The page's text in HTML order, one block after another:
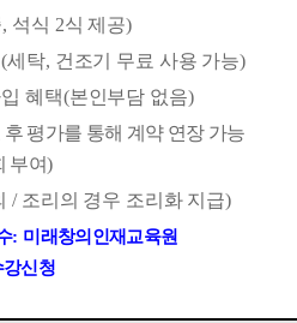
, 석식 2식 제공)
(세탁, 건조기 무료 사용 가능)
혜택(본인부담 없음)
후 평가를 통해 계약 연장 가능
부여)
/ 조리의 경우 조리화 지급)
: 미래창의인재교육원
강신청